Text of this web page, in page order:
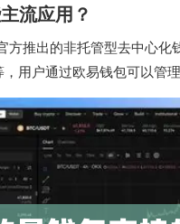
流应用？
方推出的非托管型去中心
用户通过欧易钱包可以管